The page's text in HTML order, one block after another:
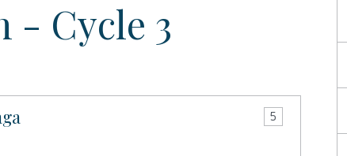
- Cycle 3
5